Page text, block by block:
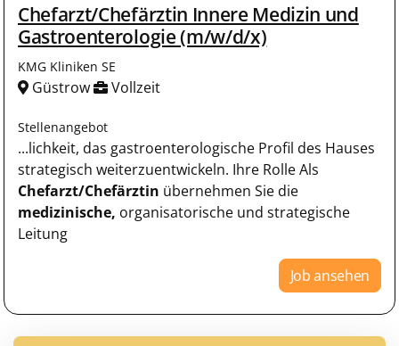
Chefarzt/Chefärztin Innere Medizin und
Gastroenterologie (m/w/d/x)
KMG Kliniken SE
Güstrow Vollzeit
Stellenangebot
...lichkeit, das gastroenterologische Profil des Hauses
strategisch weiterzuentwickeln. Ihre Rolle Als
Chefarzt/Chefärztin übernehmen Sie die
medizinische, organisatorische und strategische
Leitung
Job ansehen